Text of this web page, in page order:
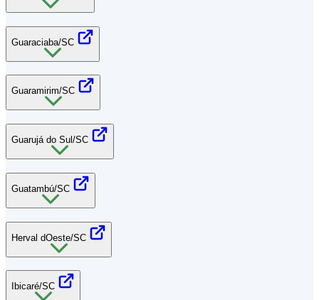
Guaraciaba/SC
Guaramirim/SC
Guarujá do Sul/SC
Guatambú/SC
Herval dOeste/SC
Ibicaré/SC